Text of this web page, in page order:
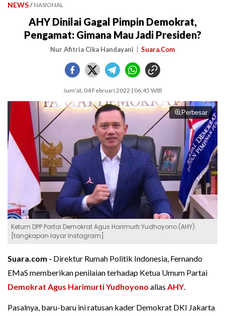
NEWS / NASIONAL
AHY Dinilai Gagal Pimpin Demokrat,
Pengamat: Gimana Mau Jadi Presiden?
Nur Afitria Cika Handayani Suara.Com
Jum'at, 04 Februari 2022 | 06:45 WIB
Perbesar
Ketum DPP Partai Demokrat Agus Harimurti Yudhoyono (AHY).
[tangkapan layar Instagram]
Suara.com - Direktur Rumah Politik Indonesia, Fernando
EMaS memberikan penilaian terhadap Ketua Umum Partai
Demokrat Agus Harimurti Yudhoyono alias AHY.
Pasalnya, baru-baru ini ratusan kader Demokrat DKI Jakarta